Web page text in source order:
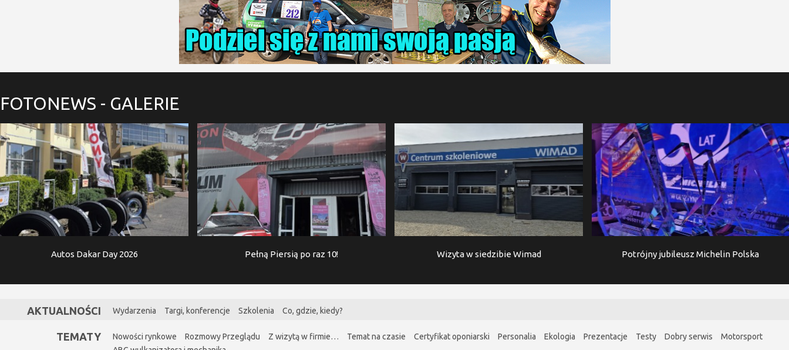
FOTONEWS - GALERIE
Autos Dakar Day 2026 Pełną Piersią po raz 10! Wizyta w siedzibie Wimad Potrójny jubileusz Michelin Polska
AKTUALNOŚCI Wydarzenia Targi, konferencje Szkolenia Co, gdzie, kiedy?
TEMATY Nowości rynkowe Rozmowy Przeglądu Z wizytą w firmie… Temat na czasie Certyfikat oponiarski Personalia Ekologia Prezentacje Testy Dobry serwis
Motorsport